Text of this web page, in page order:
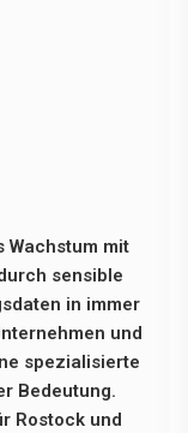
Wachstum mit
sensible
in immer
und
spezialisierte
Bedeutung.
Rostock und